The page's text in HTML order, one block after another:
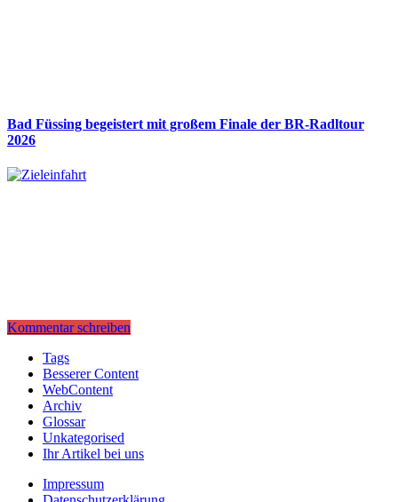
Bad Füssing begeistert mit großem Finale der BR-Radltour
2026
Kommentar schreiben
Tags
Besserer Content
WebContent
Archiv
Glossar
Unkategorised
Ihr Artikel bei uns
Impressum